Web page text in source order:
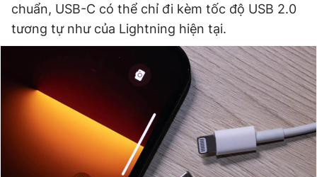
Đọc Thanh Niên trên điện thoại
Theo dõi báo trên
Hotline
0906 645 777
Liên hệ quảng cáo
0908 780 404
chuẩn, USB-C có thể chỉ đi kèm tốc độ USB 2.0
tương tự như của Lightning hiện tại.